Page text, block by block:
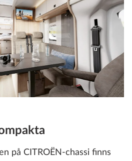
på CITROËN-chassi finns